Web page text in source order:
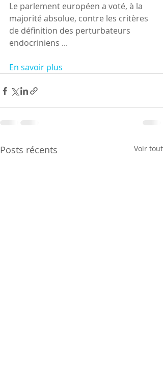
Le parlement européen a voté, à la
majorité absolue, contre les critères
de définition des perturbateurs
endocriniens ...
En savoir plus
Posts récents Voir tout